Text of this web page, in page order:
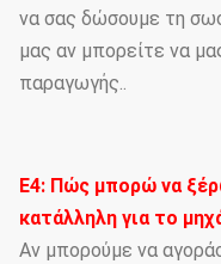
να σας δώσουμε τη
μας αν μπορείτε να
παραγωγής..
Ε4: Πώς μπορώ να
κατάλληλη για το
Αν μπορούμε να